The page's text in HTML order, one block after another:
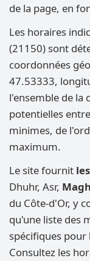
de la page, en
Les horaires
(21150) sont
coordonnées
47.53333,
l'ensemble de la
potentielles
minimes, de
maximum.
Le site fournit
Dhuhr, Asr,
du Côte-d'Or, y
qu'une liste des
spécifiques
Consultez les